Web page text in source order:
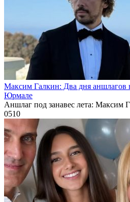
Максим Галкин: Два дня аншлагов
Юрмале
Аншлаг под занавес лета: Максим
0510